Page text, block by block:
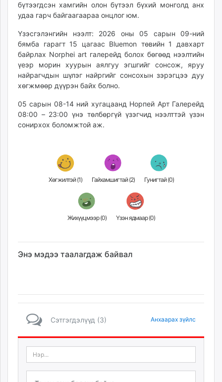
mglradio.com
fact.mn
itoim.mn
tumen.mn
shuum.mn
times.mn
tvmongolia.mn
unegui.mn
assa.mn
toim.mn
бүтээгдсэн хамгийн олон бүтээл бүхий монголд анх
удаа гарч байгаагаараа онцлог юм.
Үзэсгэлэнгийн нээлт: 2026 оны 05 сарын 09-ний
бямба гарагт 15 цагаас Bluemon төвийн 1 давхарт
байрлах Norphei art галерейд болох бөгөөд нээлтийн
үеэр морин хуурын аялгуу эгшгийг сонсож, яруу
найрагчдын шүлэг найргийг сонсохын зэрэгцээ дуу
хөгжмөөр дүүрэн байх болно.
05 сарын 08-14 ний хугацаанд Норпей Арт Галерейд
08:00 – 23:00 үнэ төлбөргүй үзэгчид нээлттэй үзэн
сонирхох боломжтой аж.
Хөгжилтэй (1) Гайхамшигтай (2) Гунигтай (0)
Жихүүцмээр (0) Үзэн ядмаар (0)
Энэ мэдээ таалагдаж байвал
Сэтгэгдэлүүд (3) Анхаарах зүйлс